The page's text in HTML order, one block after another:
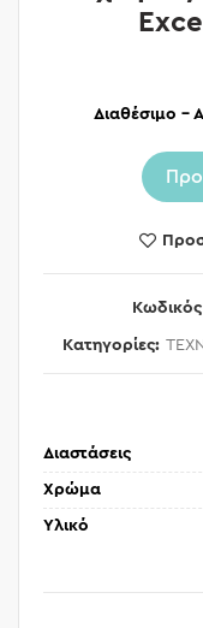
Διαθέσιμο –
Κατηγορίες:
Διαστάσεις
Χρώμα
Υλικό